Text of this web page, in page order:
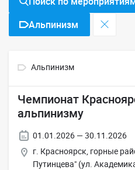
Альпинизм
Альпинизм
Чемпионат
альпинизму
01.01.2026 — 30.11.2026
г. Красноярск, горные
Путинцева" (ул.